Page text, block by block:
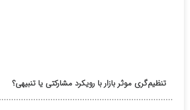
تنظیم‌گری موثر بازار با رویکرد مشارکتی یا تنبیهی؟